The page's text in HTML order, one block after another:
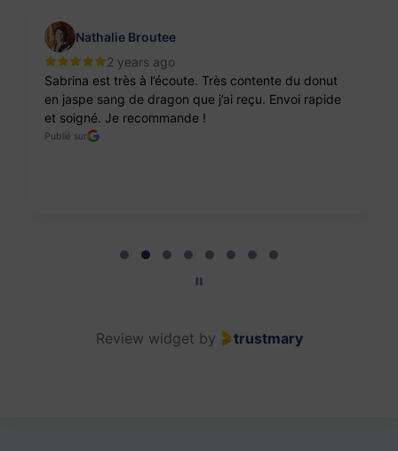
Nathalie Broutee
2 years ago
Sabrina est très à l’écoute. Très contente du donut
en jaspe sang de dragon que j’ai reçu. Envoi rapide
et soigné. Je recommande !
Publié sur
Review widget by trustmary